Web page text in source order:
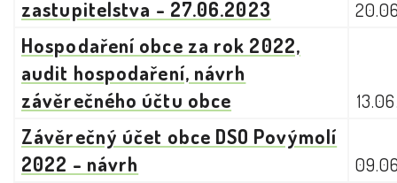
zastupitelstva - 27.06.2023
Hospodaření obce za rok 2022,
audit hospodaření, návrh
závěrečného účtu obce
Závěrečný účet obce DSO Povýmolí
2022 - návrh